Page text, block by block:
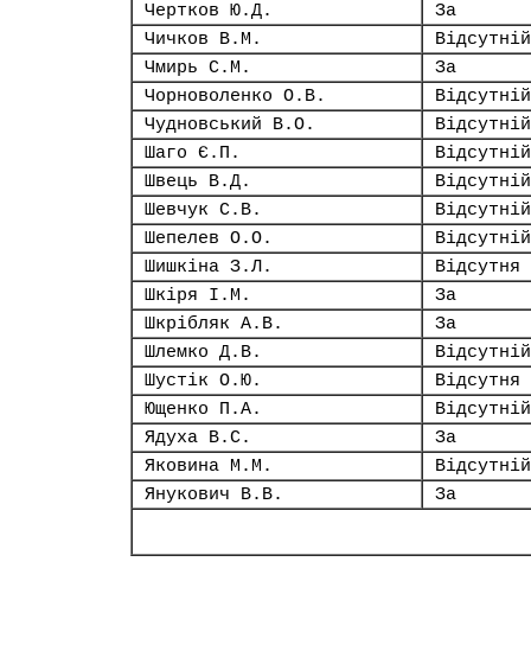
Чертков Ю.Д.
За
Чичков В.М.
Відсутній
Чмирь С.М.
За
Чорноволенко О.В.
Відсутній
Чудновський В.О.
Відсутній
Шаго Є.П.
Відсутній
Швець В.Д.
Відсутній
Шевчук С.В.
Відсутній
Шепелев О.О.
Відсутній
Шишкіна З.Л.
Відсутня
Шкіря І.М.
За
Шкрібляк А.В.
За
Шлемко Д.В.
Відсутній
Шустік О.Ю.
Відсутня
Ющенко П.А.
Відсутній
Ядуха В.С.
За
Яковина М.М.
Відсутній
Янукович В.В.
За